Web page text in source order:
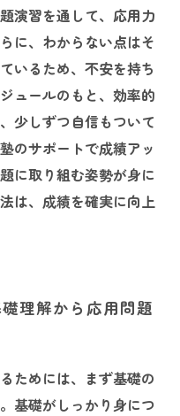
演習を通して、応用力
に、わからない点はそ
いるため、不安を持ち
ュールのもと、効率的
少しずつ自信もついて
のサポートで成績アッ
に取り組む姿勢が身に
は、成績を確実に向上
理解から応用問題
ためには、まず基礎の
基礎がしっかり身につ